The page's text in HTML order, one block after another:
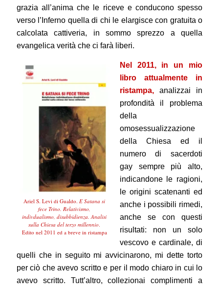
grazia all’anima che le riceve e conducono spesso
verso l’Inferno quella di chi le elargisce con gratuita o
calcolata cattiveria, in sommo sprezzo a quella
evangelica verità che ci farà liberi.
Ariel S. Levi di Gualdo.E Satana si
fece Trino. Relativismo,
indivdualismo, disubbidienza. Analisi
sulla Chiesa del terzo millennio.
Edito nel 2011 ed a breve in ristampa
Nel 2011, in un mio
libro attualmente in
ristampa,
analizzai in
profondità il problema
della
omosessualizzazione
della Chiesa ed il
numero di sacerdoti
gay sempre più alto,
indicandone le ragioni,
le origini scatenanti ed
anche i possibili rimedi,
anche se con questi
risultati: non un solo
vescovo e cardinale, di
quelli che in seguito mi avvicinarono, mi dette torto
per ciò che avevo scritto e per il modo chiaro in cui lo
avevo scritto. Tutt’altro, collezionai complimenti a